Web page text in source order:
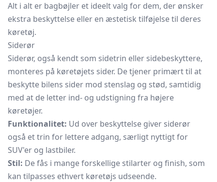
Alt i alt er bagbøjler et ideelt valg for dem, der ønsker
ekstra beskyttelse eller en æstetisk tilføjelse til deres
køretøj.
Siderør
Siderør, også kendt som sidetrin eller sidebeskyttere,
monteres på køretøjets sider. De tjener primært til at
beskytte bilens sider mod stenslag og stød, samtidig
med at de letter ind- og udstigning fra højere
køretøjer.
Funktionalitet: Ud over beskyttelse giver siderør
også et trin for lettere adgang, særligt nyttigt for
SUV'er og lastbiler.
Stil: De fås i mange forskellige stilarter og finish, som
kan tilpasses ethvert køretøjs udseende.